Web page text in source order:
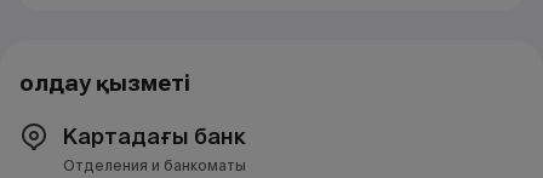
Қолдау қызметі
Картадағы банк
Отделения и банкоматы